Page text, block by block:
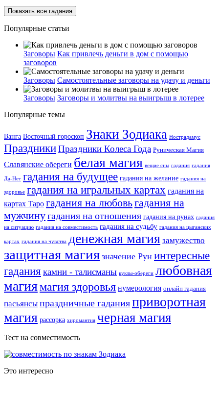
Показать все гадания
Популярные статьи
Заговоры Как привлечь деньги в дом с помощью
заговоров
Заговоры Самостоятельные заговоры на удачу и деньги
Заговоры Заговоры и молитвы на выигрыш в лотерее
Популярные темы
Ванга Восточный гороскоп Знаки Зодиака Нострадамус
ПраздникиПраздники Колеса Года Руническая Магия
Славянские обереги белая магия вещие сны гадания гадания
Да-Нет гадания на будущее гадания на желание гадания на
здоровье гадания на игральных картах гадания на
картах Таро гадания на любовьгадания на
мужчинугадания на отношения гадания на рунах гадания
на ситуацию гадания на совместимость гадания на судьбу гадания на цыганских
картах гадания на чувства денежная магия замужество
защитная магия значение Рун интересные
гадания камни - талисманы куклы-обереги любовная
магиямагия здоровья нумерология онлайн гадания
пасьянсы праздничные гаданияприворотная
магия рассорка хиромантия черная магия
Тест на совместимость
Это интересно